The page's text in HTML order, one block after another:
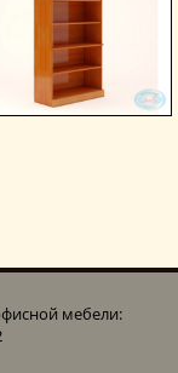
мебели: